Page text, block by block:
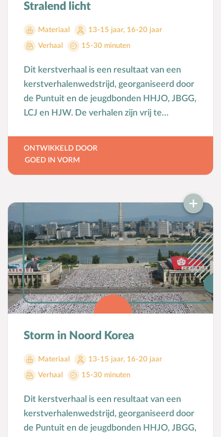
Stralend licht
Materiaal 13-15 jaar, 16-20 jaar
Verhaal 15-30 minuten
Dit kerstverhaal is een resultaat van een
kerstverhalenwedstrijd, georganiseerd door
de Puntuit en de jeugdbonden HHJO, JBGG,
LCJ en HJW. De verhalen zijn vrij te
ONTWIKKELD DOOR
GOED IN VORM
Storm in Noord Korea
Materiaal 13-15 jaar, 16-20 jaar
Verhaal 15-30 minuten
Dit kerstverhaal is een resultaat van een
kerstverhalenwedstrijd, georganiseerd door
de Puntuit en de jeugdbonden HHJO, JBGG,